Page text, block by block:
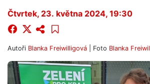
Čtvrtek, 23. května 2024, 19:30
Autoři Blanka Freiwilligová | Foto Blanka